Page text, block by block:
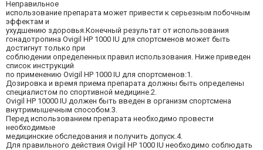
Неправильное
использование препарата может привести к серьезным побочным
эффектам и
ухудшению здоровья.Конечный результат от использования
гонадотропина Ovigil HP 1000 IU для спортсменов может быть
достигнут только при
соблюдении определенных правил использования. Ниже приведен
список инструкций
по применению Ovigil HP 1000 IU для спортсменов:1.
Дозировка и время приема препарата должны быть определены
специалистом по спортивной медицине.2.
Ovigil HP 10000 IU должен быть введен в организм спортсмена
внутримышечным способом.3.
Перед использованием препарата необходимо провести
необходимые
медицинские обследования и получить допуск.4.
Для правильного действия Ovigil HP 1000 IU необходимо соблюдать